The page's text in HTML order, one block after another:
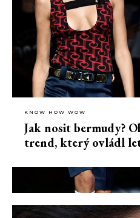
KNOW HOW WOW
Jak nosit bermudy?
trend, který ovládl